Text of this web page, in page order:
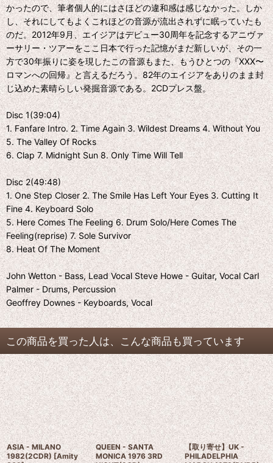
かったので、筆者個人的にはさほどの違和感は感じなかった。しか
し、それにしてもよくこれほどの音源が流出されずに眠っていたも
のだ。2012年9月、エイジアはデビュー30周年を記念するアニヴァ
ーサリー・ツアーをここ日本で行った記憶がまだ新しいが、その一
方で30年振りに姿を現したこの音源もまた、もうひとつの『XXX〜
ロマンへの回帰』と言えるだろう。82年のエイジアをありのまま封
じ込めた素晴らしい発掘音源である。2CDプレス盤。
Disc 1(39:04)
1. Fanfare Intro. 2. Time Again 3. Wildest Dreams 4. Without You
5. The Valley Of Rocks
6. Clap 7. Midnight Sun 8. Only Time Will Tell
Disc 2(49:48)
1. One Step Closer 2. The Smile Has Left Your Eyes 3. Cutting It
Fine 4. Keyboard Solo
5. Here Comes The Feeling 6. Drum Solo/Here Comes The
Feeling(reprise) 7. Sole Survivor
8. Heat Of The Moment
John Wetton - Bass, Lead Vocal Steve Howe - Guitar, Vocal Carl
Palmer - Drums, Percussion
Geoffrey Downes - Keyboards, Vocal
この商品を買った人は、こんな商品も買っています
ASIA - MILANO
1982(2CDR) [Amity
QUEEN - SANTA
MONICA 1976 3RD
【取り寄せ】UK -
PHILADELPHIA